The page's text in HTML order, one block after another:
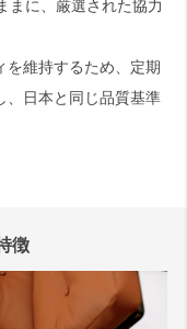
まに、厳選された協力
を維持するため、定期
、日本と同じ品質基準
徴